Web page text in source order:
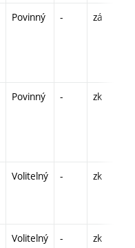
Povinný - zá
Povinný - zk
Volitelný - zk
Volitelný - zk